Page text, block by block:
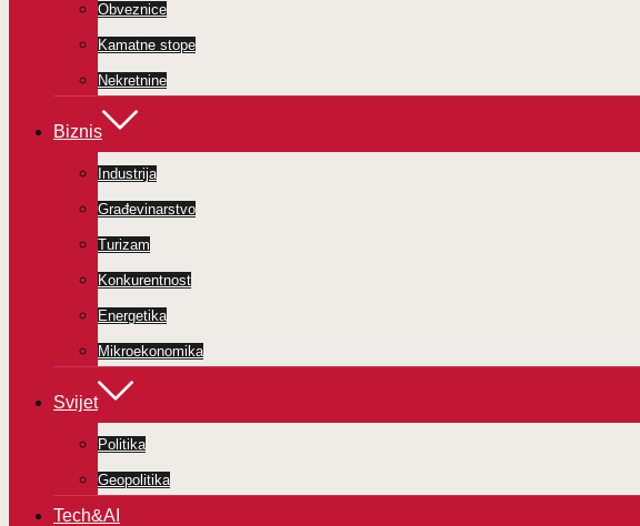
Obveznice
Kamatne stope
Nekretnine
Biznis
Industrija
Građevinarstvo
Turizam
Konkurentnost
Energetika
Mikroekonomika
Svijet
Politika
Geopolitika
Tech&AI